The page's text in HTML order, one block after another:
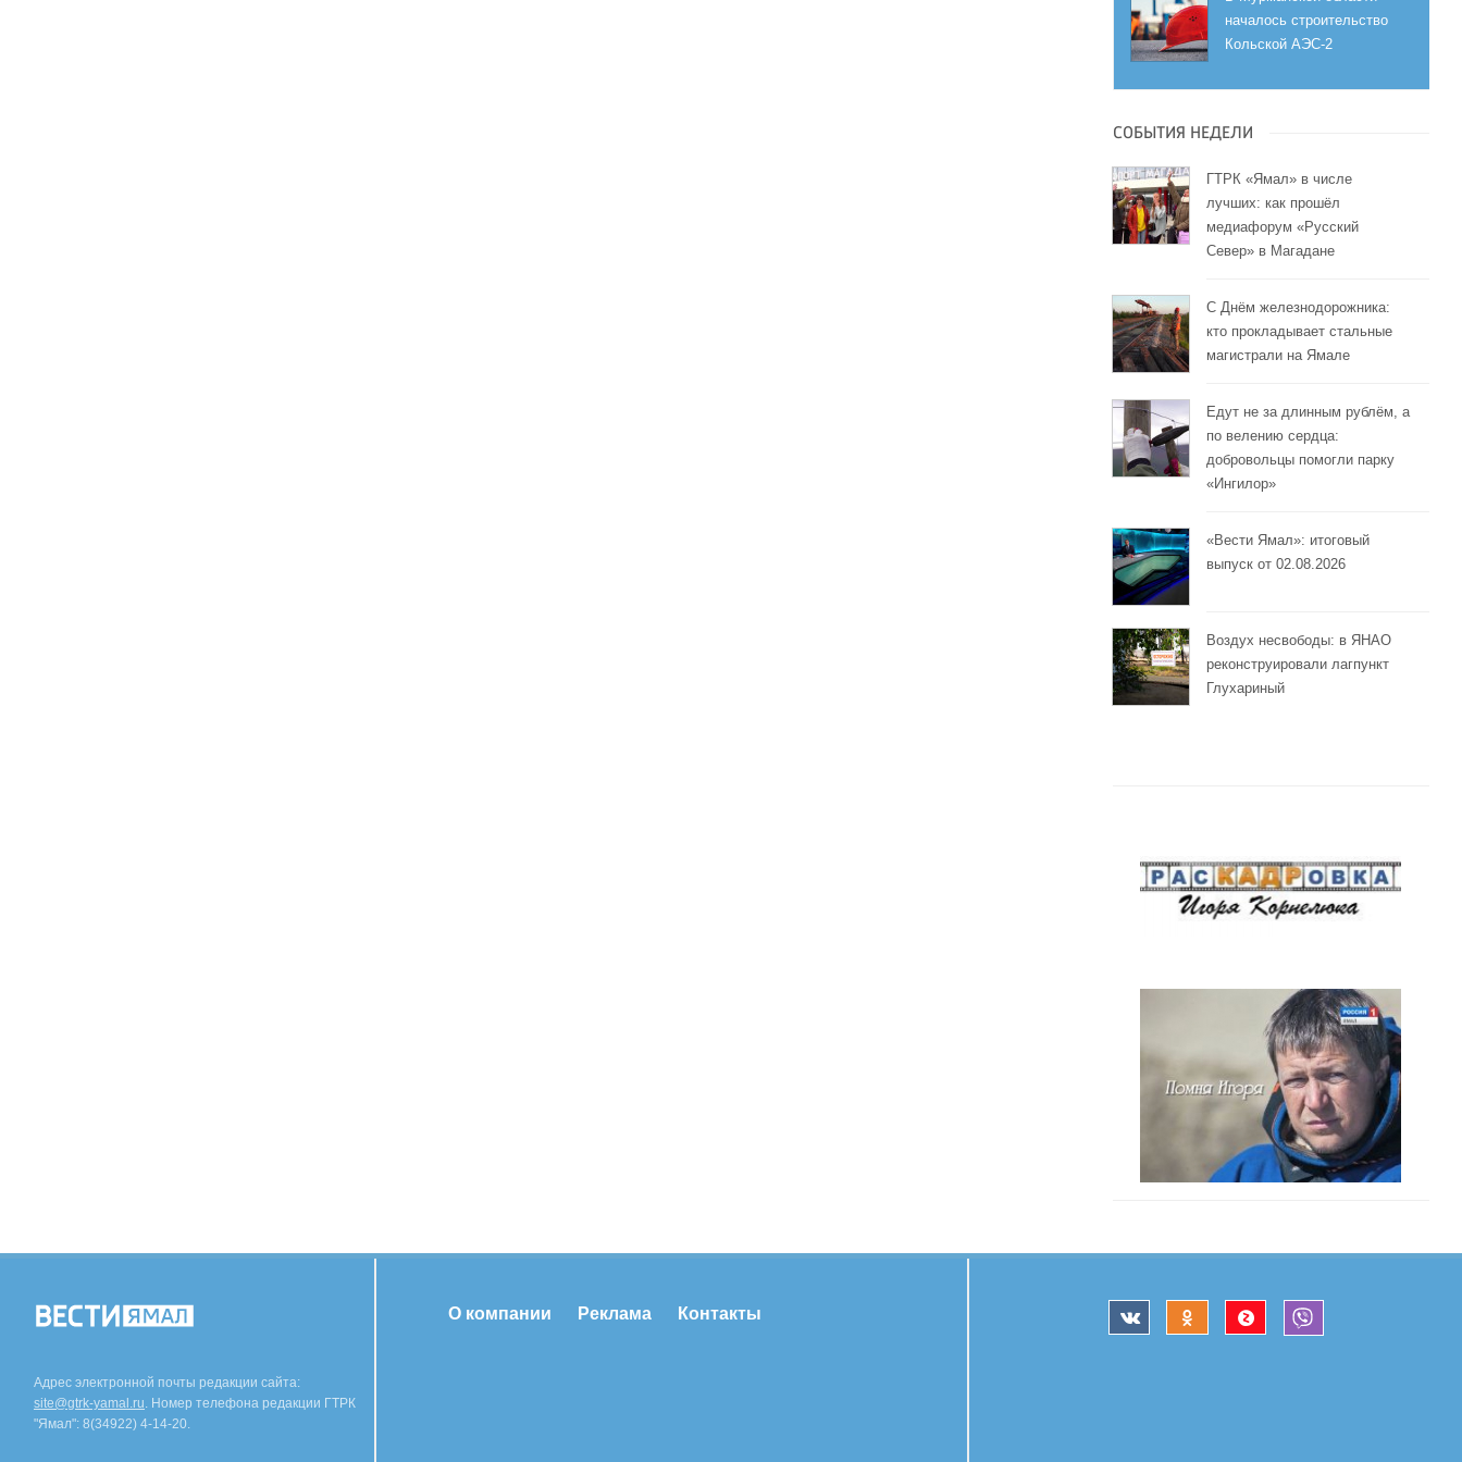
началось строительство
Кольской АЭС-2
СОБЫТИЯ НЕДЕЛИ
ГТРК «Ямал» в числе
лучших: как прошёл
медиафорум «Русский
Север» в Магадане
С Днём железнодорожника:
кто прокладывает стальные
магистрали на Ямале
Едут не за длинным рублём, а
по велению сердца:
добровольцы помогли парку
«Ингилор»
«Вести Ямал»: итоговый
выпуск от 02.08.2026
Воздух несвободы: в ЯНАО
реконструировали лагпункт
Глухариный
Адрес электронной почты редакции сайта:
site@gtrk-yamal.ru. Номер телефона редакции ГТРК
"Ямал": 8(34922) 4-14-20.
О компании Реклама Контакты